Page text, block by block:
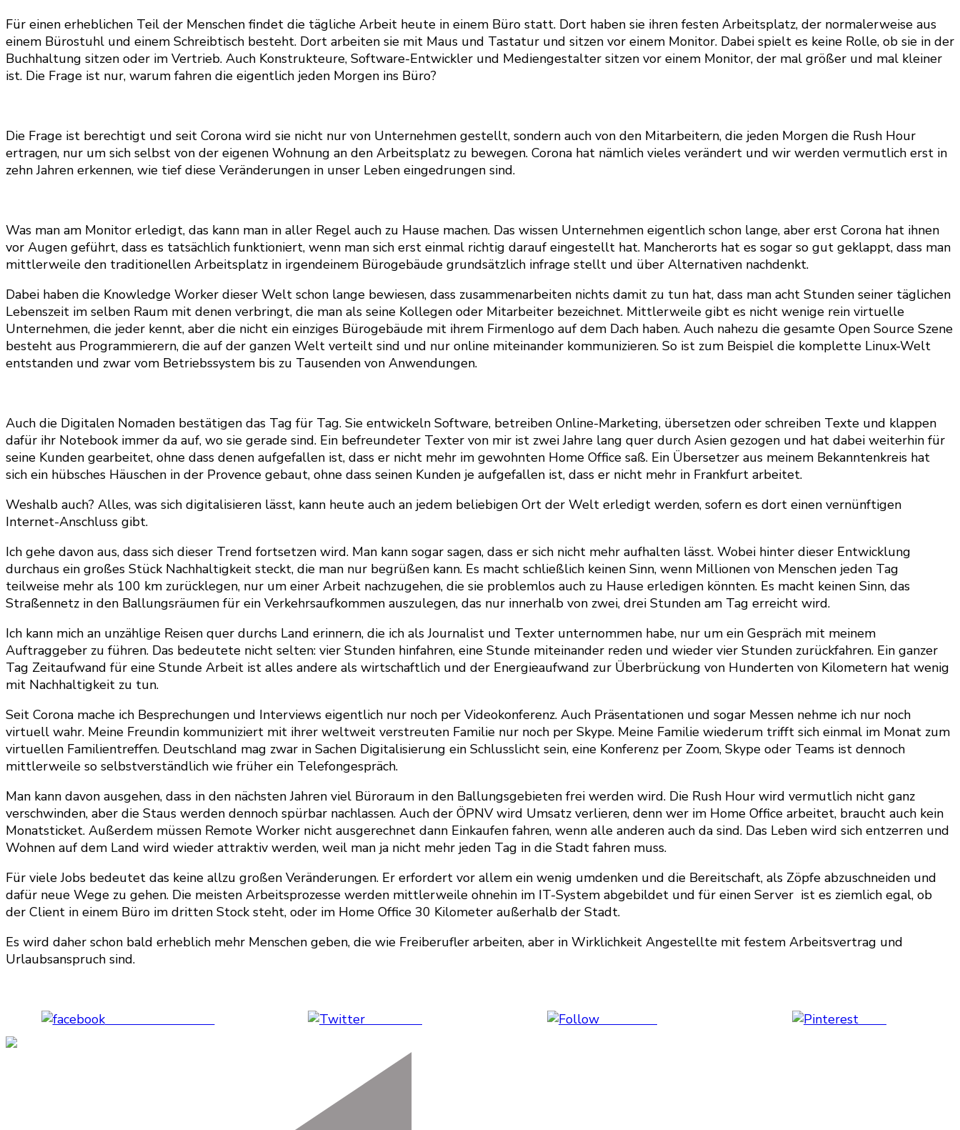
Für einen erheblichen Teil der Menschen findet die tägliche Arbeit heute in einem Büro statt. Dort haben sie ihren festen Arbeitsplatz, der normalerweise aus
einem Bürostuhl und einem Schreibtisch besteht. Dort arbeiten sie mit Maus und Tastatur und sitzen vor einem Monitor. Dabei spielt es keine Rolle, ob sie in der
Buchhaltung sitzen oder im Vertrieb. Auch Konstrukteure, Software-Entwickler und Mediengestalter sitzen vor einem Monitor, der mal größer und mal kleiner
ist. Die Frage ist nur, warum fahren die eigentlich jeden Morgen ins Büro?
Die Frage ist berechtigt und seit Corona wird sie nicht nur von Unternehmen gestellt, sondern auch von den Mitarbeitern, die jeden Morgen die Rush Hour
ertragen, nur um sich selbst von der eigenen Wohnung an den Arbeitsplatz zu bewegen. Corona hat nämlich vieles verändert und wir werden vermutlich erst in
zehn Jahren erkennen, wie tief diese Veränderungen in unser Leben eingedrungen sind.
Was man am Monitor erledigt, das kann man in aller Regel auch zu Hause machen. Das wissen Unternehmen eigentlich schon lange, aber erst Corona hat ihnen
vor Augen geführt, dass es tatsächlich funktioniert, wenn man sich erst einmal richtig darauf eingestellt hat. Mancherorts hat es sogar so gut geklappt, dass man
mittlerweile den traditionellen Arbeitsplatz in irgendeinem Bürogebäude grundsätzlich infrage stellt und über Alternativen nachdenkt.
Dabei haben die Knowledge Worker dieser Welt schon lange bewiesen, dass zusammenarbeiten nichts damit zu tun hat, dass man acht Stunden seiner täglichen
Lebenszeit im selben Raum mit denen verbringt, die man als seine Kollegen oder Mitarbeiter bezeichnet. Mittlerweile gibt es nicht wenige rein virtuelle
Unternehmen, die jeder kennt, aber die nicht ein einziges Bürogebäude mit ihrem Firmenlogo auf dem Dach haben. Auch nahezu die gesamte Open Source Szene
besteht aus Programmierern, die auf der ganzen Welt verteilt sind und nur online miteinander kommunizieren. So ist zum Beispiel die komplette Linux-Welt
entstanden und zwar vom Betriebssystem bis zu Tausenden von Anwendungen.
Auch die Digitalen Nomaden bestätigen das Tag für Tag. Sie entwickeln Software, betreiben Online-Marketing, übersetzen oder schreiben Texte und klappen
dafür ihr Notebook immer da auf, wo sie gerade sind. Ein befreundeter Texter von mir ist zwei Jahre lang quer durch Asien gezogen und hat dabei weiterhin für
seine Kunden gearbeitet, ohne dass denen aufgefallen ist, dass er nicht mehr im gewohnten Home Office saß. Ein Übersetzer aus meinem Bekanntenkreis hat
sich ein hübsches Häuschen in der Provence gebaut, ohne dass seinen Kunden je aufgefallen ist, dass er nicht mehr in Frankfurt arbeitet.
Weshalb auch? Alles, was sich digitalisieren lässt, kann heute auch an jedem beliebigen Ort der Welt erledigt werden, sofern es dort einen vernünftigen
Internet-Anschluss gibt.
Ich gehe davon aus, dass sich dieser Trend fortsetzen wird. Man kann sogar sagen, dass er sich nicht mehr aufhalten lässt. Wobei hinter dieser Entwicklung
durchaus ein großes Stück Nachhaltigkeit steckt, die man nur begrüßen kann. Es macht schließlich keinen Sinn, wenn Millionen von Menschen jeden Tag
teilweise mehr als 100 km zurücklegen, nur um einer Arbeit nachzugehen, die sie problemlos auch zu Hause erledigen könnten. Es macht keinen Sinn, das
Straßennetz in den Ballungsräumen für ein Verkehrsaufkommen auszulegen, das nur innerhalb von zwei, drei Stunden am Tag erreicht wird.
Ich kann mich an unzählige Reisen quer durchs Land erinnern, die ich als Journalist und Texter unternommen habe, nur um ein Gespräch mit meinem
Auftraggeber zu führen. Das bedeutete nicht selten: vier Stunden hinfahren, eine Stunde miteinander reden und wieder vier Stunden zurückfahren. Ein ganzer
Tag Zeitaufwand für eine Stunde Arbeit ist alles andere als wirtschaftlich und der Energieaufwand zur Überbrückung von Hunderten von Kilometern hat wenig
mit Nachhaltigkeit zu tun.
Seit Corona mache ich Besprechungen und Interviews eigentlich nur noch per Videokonferenz. Auch Präsentationen und sogar Messen nehme ich nur noch
virtuell wahr. Meine Freundin kommuniziert mit ihrer weltweit verstreuten Familie nur noch per Skype. Meine Familie wiederum trifft sich einmal im Monat zum
virtuellen Familientreffen. Deutschland mag zwar in Sachen Digitalisierung ein Schlusslicht sein, eine Konferenz per Zoom, Skype oder Teams ist dennoch
mittlerweile so selbstverständlich wie früher ein Telefongespräch.
Man kann davon ausgehen, dass in den nächsten Jahren viel Büroraum in den Ballungsgebieten frei werden wird. Die Rush Hour wird vermutlich nicht ganz
verschwinden, aber die Staus werden dennoch spürbar nachlassen. Auch der ÖPNV wird Umsatz verlieren, denn wer im Home Office arbeitet, braucht auch kein
Monatsticket. Außerdem müssen Remote Worker nicht ausgerechnet dann Einkaufen fahren, wenn alle anderen auch da sind. Das Leben wird sich entzerren und
Wohnen auf dem Land wird wieder attraktiv werden, weil man ja nicht mehr jeden Tag in die Stadt fahren muss.
Für viele Jobs bedeutet das keine allzu großen Veränderungen. Er erfordert vor allem ein wenig umdenken und die Bereitschaft, als Zöpfe abzuschneiden und
dafür neue Wege zu gehen. Die meisten Arbeitsprozesse werden mittlerweile ohnehin im IT-System abgebildet und für einen Server ist es ziemlich egal, ob
der Client in einem Büro im dritten Stock steht, oder im Home Office 30 Kilometer außerhalb der Stadt.
Es wird daher schon bald erheblich mehr Menschen geben, die wie Freiberufler arbeiten, aber in Wirklichkeit Angestellte mit festem Arbeitsvertrag und
Urlaubsanspruch sind.
Share on Facebook